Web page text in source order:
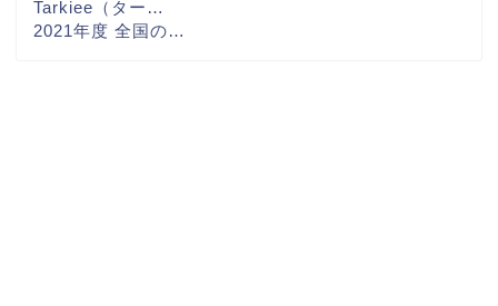
Tarkiee（ター…
2021年度 全国の…